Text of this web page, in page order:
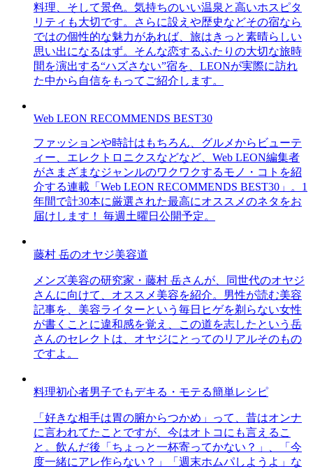
料理、そして景色。気持ちのいい温泉と高いホスピタ
リティも大切です。さらに設えや歴史などその宿なら
ではの個性的な魅力があれば、旅はきっと素晴らしい
思い出になるはず。そんな恋するふたりの大切な旅時
間を演出する“ハズさない”宿を、LEONが実際に訪れ
た中から自信をもってご紹介します。
Web LEON RECOMMENDS BEST30
ファッションや時計はもちろん、グルメからビューテ
ィー、エレクトロニクスなどなど、Web LEON編集者
がさまざまなジャンルのワクワクするモノ・コトを紹
介する連載「Web LEON RECOMMENDS BEST30」。1
年間で計30本に厳選された最高にオススメのネタをお
届けします！ 毎週土曜日公開予定。
藤村 岳のオヤジ美容道
メンズ美容の研究家・藤村 岳さんが、同世代のオヤジ
さんに向けて、オススメ美容を紹介。男性が読む美容
記事を、美容ライターという毎日ヒゲを剃らない女性
が書くことに違和感を覚え、この道を志したという岳
さんのセレクトは、オヤジにとってのリアルそのもの
ですよ。
料理初心者男子でもデキる・モテる簡単レシピ
「好きな相手は胃の腑からつかめ」って、昔はオンナ
に言われてたことですが、今はオトコにも言えるこ
と。飲んだ後「ちょっと一杯寄ってかない？」、「今
度一緒にアレ作らない？」「週末ホムパしようよ」な